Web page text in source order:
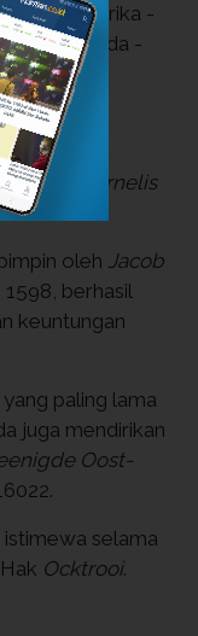
Barat Afrika -
Selat Sunda -
awalnya
namun
Cornelis
oleh Jacob
1598, berhasil
keuntungan
paling lama
juga mendirikan
Oost-
selama
Ocktrooi.